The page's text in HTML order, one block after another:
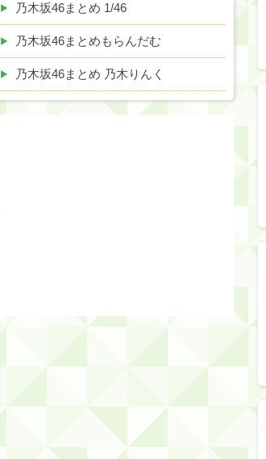
乃木坂46まとめ 1/46
乃木坂46まとめもらんだむ
乃木坂46まとめ 乃木りんく